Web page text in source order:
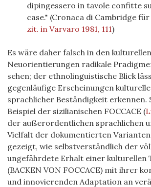
dipingessero in tavole confitte
case." (Cronaca di Cambridge
zit. in Varvaro 1981, 111)
Es wäre daher falsch in den kulturellen
Neuorientierungen radikale
sehen; der ethnolinguistische Blick
gegenläufige Erscheinungen
sprachlicher Beständigkeit erkennen.
Beispiel der sizilianischen FOCCACE (
der außerordentlichen sprachlichen
Vielfalt der dokumentierten
gezeigt, wie selbstverständlich der
ungefährdete Erhalt einer kulturellen
(BACKEN VON FOCCACE) mit ihrer
und innovierenden Adaptation an